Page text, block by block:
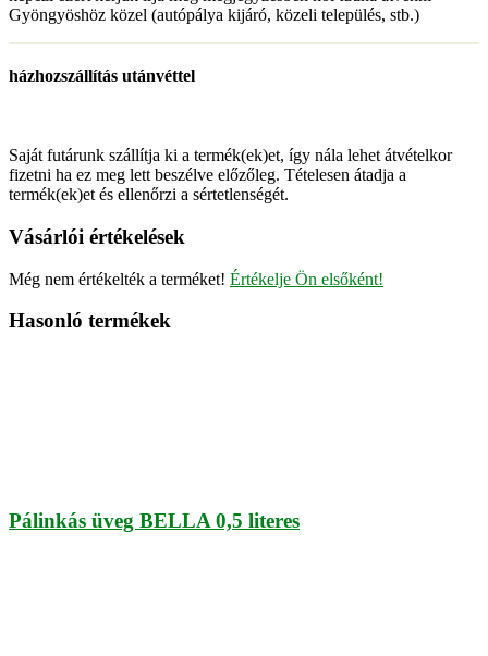
Gyöngyöshöz közel (autópálya kijáró, közeli település, stb.)
házhozszállítás utánvéttel
Saját futárunk szállítja ki a termék(ek)et, így nála lehet átvételkor
fizetni ha ez meg lett beszélve előzőleg. Tételesen átadja a
termék(ek)et és ellenőrzi a sértetlenségét.
Vásárlói értékelések
Még nem értékelték a terméket! Értékelje Ön elsőként!
Hasonló termékek
Pálinkás üveg BELLA 0,5 literes